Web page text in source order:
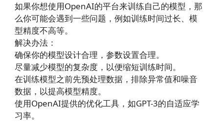
如果你想使用OpenAI的平台来训练自己的模型，那
么你可能会遇到一些问题，例如训练时间过长、模
型精度不高等。
解决办法：
确保你的模型设计合理，参数设置合理。
尽量减少模型的复杂度，以便缩短训练时间。
在训练模型之前先预处理数据，排除异常值和噪音
数据，以提高模型精度。
使用OpenAI提供的优化工具，如GPT-3的自适应学
习率。